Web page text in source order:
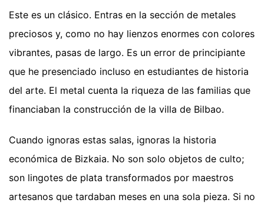
Este es un clásico. Entras en la sección de metales
preciosos y, como no hay lienzos enormes con colores
vibrantes, pasas de largo. Es un error de principiante
que he presenciado incluso en estudiantes de historia
del arte. El metal cuenta la riqueza de las familias que
financiaban la construcción de la villa de Bilbao.
Cuando ignoras estas salas, ignoras la historia
económica de Bizkaia. No son solo objetos de culto;
son lingotes de plata transformados por maestros
artesanos que tardaban meses en una sola pieza. Si no